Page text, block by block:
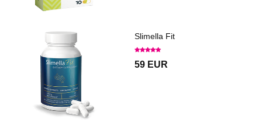
Slimella Fit
59 EUR